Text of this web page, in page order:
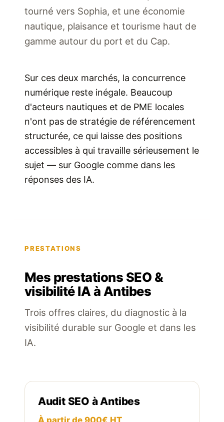
tourné vers Sophia, et une économie
nautique, plaisance et tourisme haut de
gamme autour du port et du Cap.
Sur ces deux marchés, la concurrence
numérique reste inégale. Beaucoup
d'acteurs nautiques et de PME locales
n'ont pas de stratégie de référencement
structurée, ce qui laisse des positions
accessibles à qui travaille sérieusement le
sujet — sur Google comme dans les
réponses des IA.
PRESTATIONS
Mes prestations SEO &
visibilité IA à Antibes
Trois offres claires, du diagnostic à la
visibilité durable sur Google et dans les
IA.
Audit SEO à Antibes
À partir de 900€ HT